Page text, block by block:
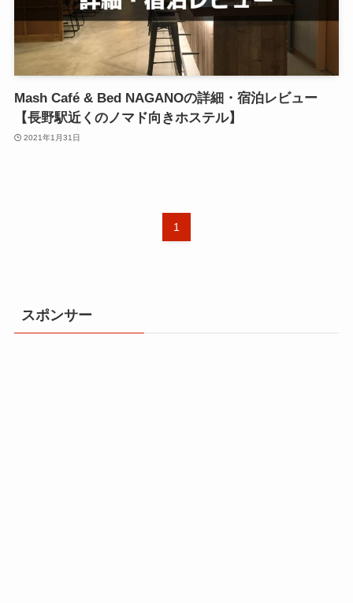
Mash Café & Bed NAGANOの詳細・宿泊レビュー
【長野駅近くのノマド向きホステル】
2021年1月31日
1
スポンサー